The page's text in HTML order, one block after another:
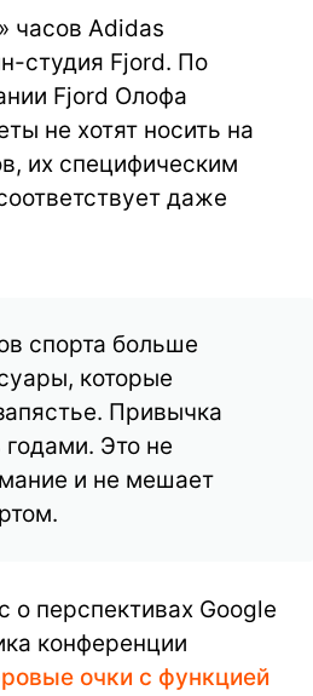
часов Adidas
студия Fjord. По
Fjord Олофа
не хотят носить на
их специфическим
даже
спорта больше
которые
Привычка
Это не
и не мешает
о перспективах Google
конференции
очки с функцией